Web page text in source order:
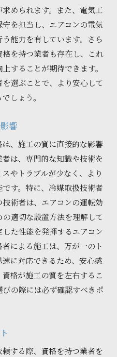
められます。また、電気工
を担当し、エアコンの電気
能力を有しています。さら
を持つ業者も存在し、これ
することが期待できます。
選ぶことで、より安心して
しょう。
響
、施工の質に直接的な影響
は、専門的な知識や技術を
やトラブルが少なく、より
す。特に、冷媒取扱技術者
術者は、エアコンの運転効
適切な設置方法を理解して
た性能を発揮するエアコン
による施工は、万が一のト
に対応できるため、安心感
格が施工の質を左右するこ
の際には必ず確認すべきポ
する際、資格を持つ業者を